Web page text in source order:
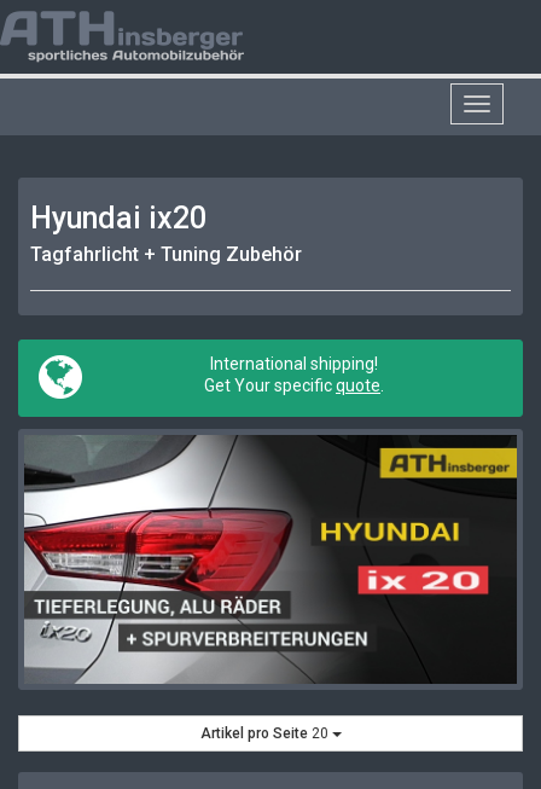
Toggle
Hyundai ix20
Tagfahrlicht + Tuning Zubehör
International shipping!
Get Your specificquote
Artikel pro Seite 20